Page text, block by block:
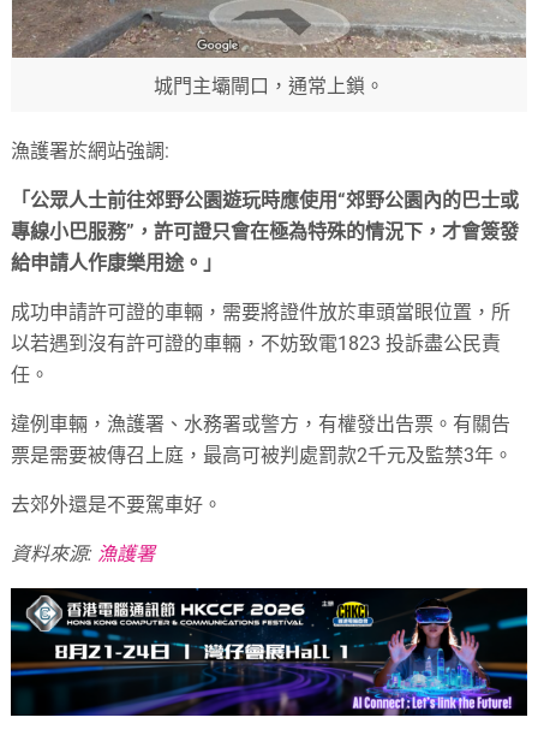
城門主壩閘口，通常上鎖。
漁護署於網站強調:
「公眾人士前往郊野公園遊玩時應使用“郊野公園內的巴士或
專線小巴服務”，許可證只會在極為特殊的情況下，才會簽發
給申請人作康樂用途。」
成功申請許可證的車輛，需要將證件放於車頭當眼位置，所
以若遇到沒有許可證的車輛，不妨致電1823 投訴盡公民責
任。
違例車輛，漁護署、水務署或警方，有權發出告票。有關告
票是需要被傳召上庭，最高可被判處罰款2千元及監禁3年。
去郊外還是不要駕車好。
資料來源: 漁護署